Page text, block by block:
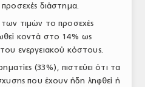
διάστημα.
τιμών το προσεχές
κοντά στο 14% ως
ενεργειακού κόστους.
(33%), πιστεύει ότι τα
που έχουν ήδη ληφθεί ή